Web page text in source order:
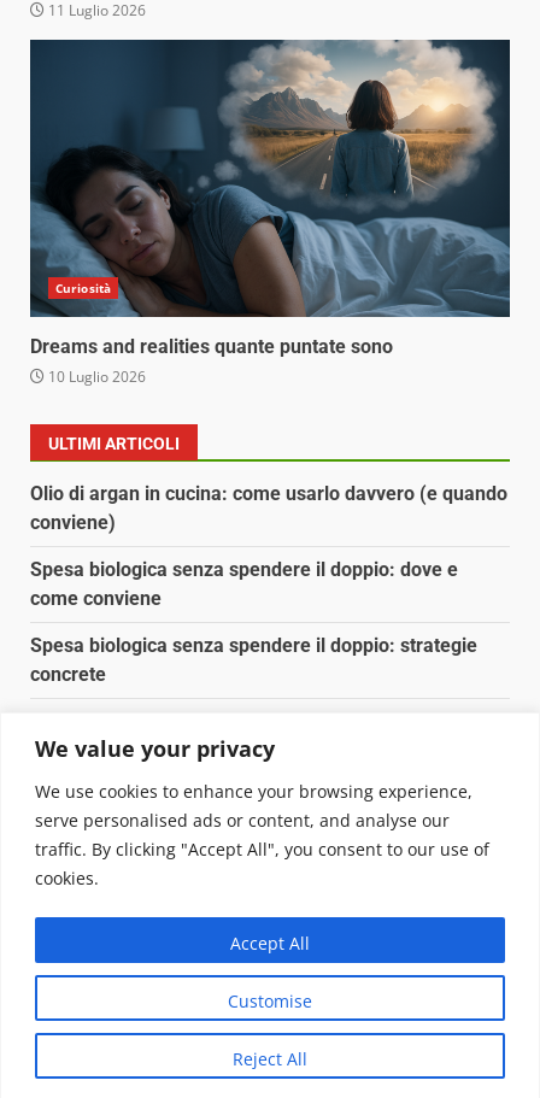
We value your privacy
We use cookies to enhance your browsing experience,
serve personalised ads or content, and analyse our
traffic. By clicking "Accept All", you consent to our use of
cookies.
Customise
Reject All
Accept All
11 Luglio 2026
Curiosità
Dreams and realities quante puntate sono
10 Luglio 2026
ULTIMI ARTICOLI
Olio di argan in cucina: come usarlo davvero (e quando
conviene)
Spesa biologica senza spendere il doppio: dove e
come conviene
Spesa biologica senza spendere il doppio: strategie
concrete
Pulizia naturale della casa: 3 ingredienti che
sostituiscono 10 prodotti chimici
Copyright © 2025 Biopianeta.it proprietà di Jws Media
Questo blog non è una testata giornalistica, in quanto
viene aggiornato senza alcuna periodicità. Non può
pertanto considerarsi un prodotto editoriale ai sensi
della legge n. 62 del 07.03.2001|DarkNewsvon AF
themes.